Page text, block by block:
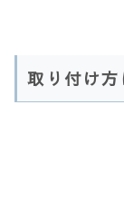
取り付け